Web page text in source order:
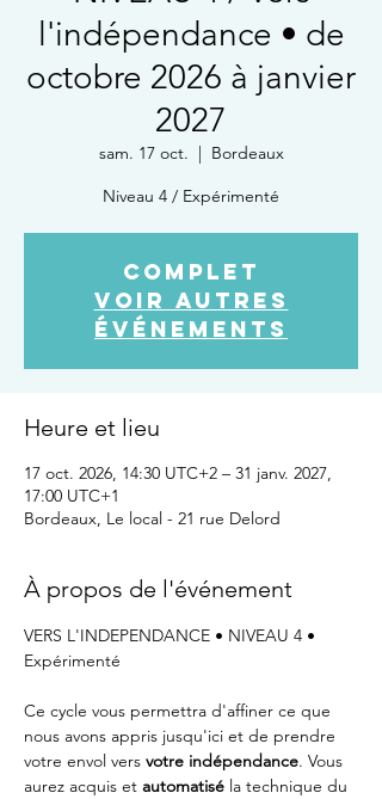
l'indépendance • de
octobre 2026 à janvier
2027
sam. 17 oct.
  |
Bordeaux
Niveau 4 / Expérimenté
COMPLET
Voir autres
événements
Heure et lieu
17 oct. 2026, 14:30 UTC+2 – 31 janv. 2027,
17:00 UTC+1
Bordeaux, Le local - 21 rue Delord
À propos de l'événement
VERS L'INDEPENDANCE • NIVEAU 4 •
Expérimenté
Ce cycle vous permettra d'affiner ce que
nous avons appris jusqu'ici et de prendre
votre envol vers votre indépendance. Vous
aurez acquis et automatisé la technique du